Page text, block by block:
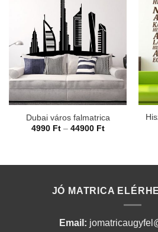
Dubai város falmatrica
4990 Ft – 44900 FtÁrtartomány:
JÓ MATRICA
Email: